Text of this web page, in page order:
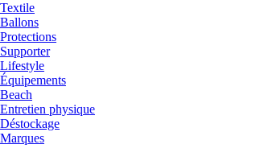
Textile
Ballons
Protections
Supporter
Lifestyle
Équipements
Beach
Entretien physique
Déstockage
Marques